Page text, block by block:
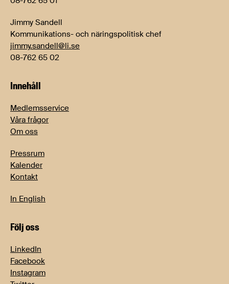
Jimmy Sandell
Kommunikations- och näringspolitisk chef
jimmy.sandell@li.se
08-762 65 02
Innehåll
Medlemsservice
Våra frågor
Om oss
Pressrum
Kalender
Kontakt
In English
Följ oss
LinkedIn
Facebook
Instagram